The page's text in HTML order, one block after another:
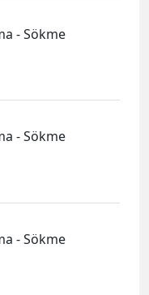
- Sökme
- Sökme
- Sökme